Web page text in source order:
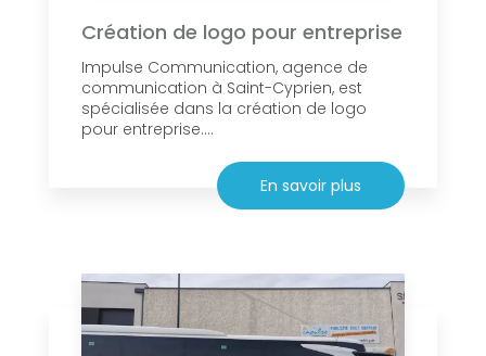
Création de logo pour entreprise
Impulse Communication, agence de
communication à Saint-Cyprien, est
spécialisée dans la création de logo
pour entreprise....
En savoir plus